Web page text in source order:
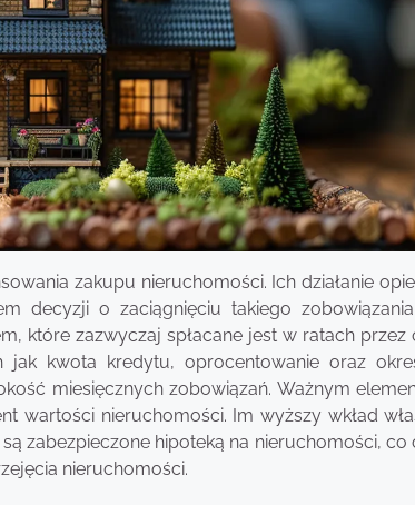
zakupu nieruchomości. Ich działanie
decyzji o zaciągnięciu takiego
które zazwyczaj spłacane jest w ratach przez
kwota kredytu, oprocentowanie oraz
miesięcznych zobowiązań. Ważnym
wartości nieruchomości. Im wyższy wkład
zabezpieczone hipoteką na nieruchomości, co
nieruchomości.